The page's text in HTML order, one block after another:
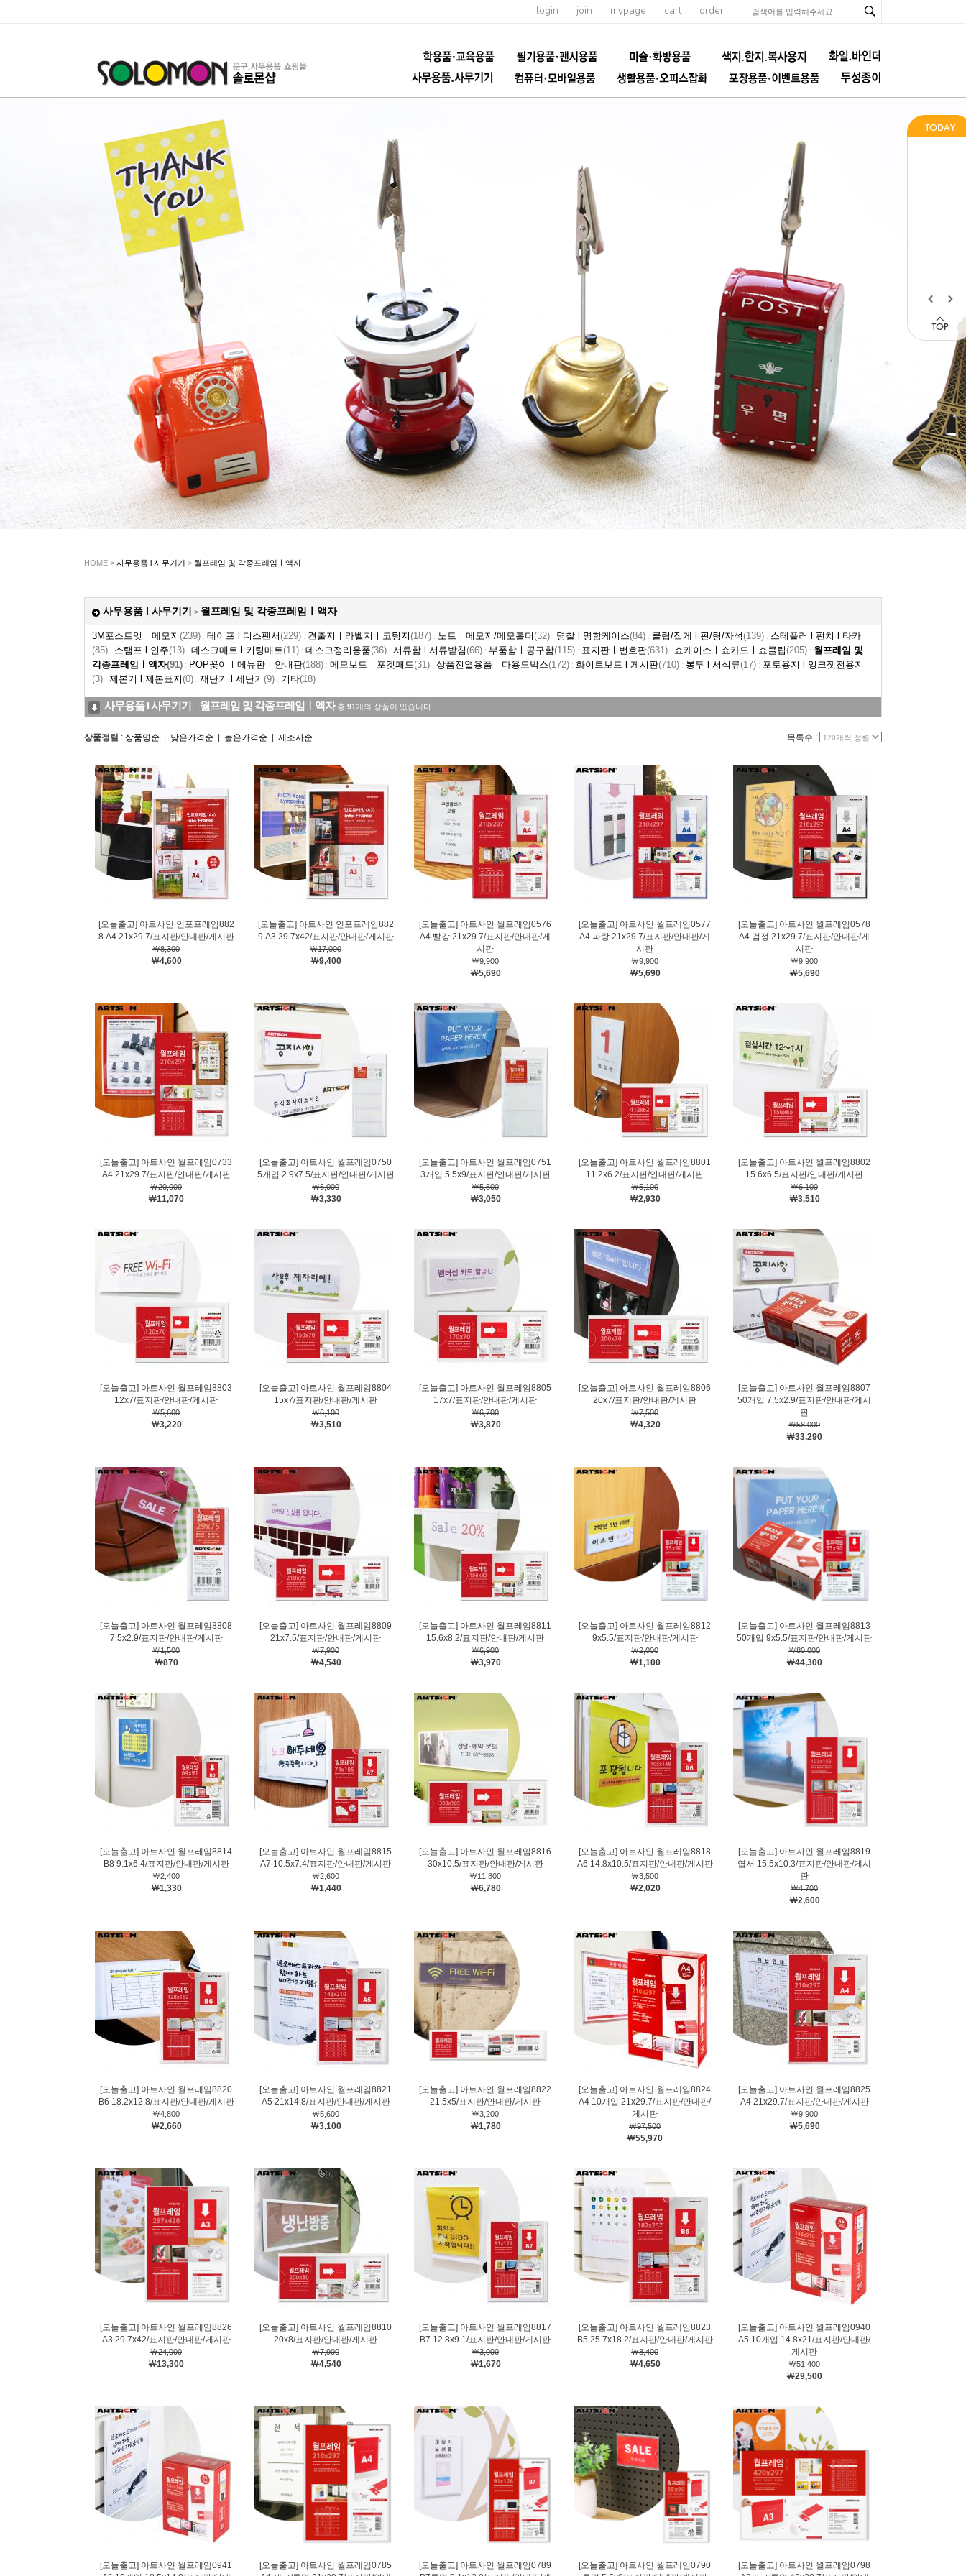
login join mypage cart order
HOME > 사무용품 l 사무기기 > 월프레임 및 각종프레임ㅣ액자
사무용품 l 사무기기 > 월프레임 및 각종프레임ㅣ액자
3M포스트잇ㅣ메모지 (239) : 테이프 l 디스펜서 (229) : 견출지ㅣ라벨지ㅣ코팅지 (187) : 노트ㅣ메모지/메모홀더 (32) : 명찰 l 명함케이스(84) : 클립/집게 l 핀/링/자석 (139) : 스테플러 l 펀치 l 타카
(85) : 스탬프 l 인주(13) : 데스크매트 l 커팅매트(11) : 데스크정리용품(36) : 서류함 l 서류받침 (66) : 부품함ㅣ공구함(115) : 표지판ㅣ번호판(631) : 쇼케이스ㅣ쇼카드ㅣ쇼클립 (205) : 월프레임 및
각종프레임ㅣ액자(91) : POP꽂이ㅣ메뉴판ㅣ안내판(188) : 메모보드ㅣ포켓패드(31) : 상품진열용품ㅣ다용도박스(172) : 화이트보드 l 게시판(710) : 봉투 l 서식류(17) : 포토용지 l 잉크젯전용지
(3) : 제본기 l 제본표지 (0) : 재단기 l 세단기 (9) : 기타(18)
사무용품 l 사무기기 월프레임 및 각종프레임ㅣ액자 총 91 개의 상품이 있습니다.
상품정렬 : 상품명순 낮은가격순 높은가격순 제조사순 목록수 :
[오늘출고] 아트사인 인포프레임882
8 A4 21x29.7/표지판/안내판/게시판
￦8,300
￦4,600
[오늘출고] 아트사인 인포프레임882
9 A3 29.7x42/표지판/안내판/게시판
￦17,000
￦9,400
[오늘출고] 아트사인 월프레임0576
A4 빨강 21x29.7/표지판/안내판/게
시판
￦9,900
￦5,690
[오늘출고] 아트사인 월프레임0577
A4 파랑 21x29.7/표지판/안내판/게
시판
￦9,900
￦5,690
[오늘출고] 아트사인 월프레임0578
A4 검정 21x29.7/표지판/안내판/게
시판
￦9,900
￦5,690
[오늘출고] 아트사인 월프레임0733
A4 21x29.7/표지판/안내판/게시판
￦20,000
￦11,070
[오늘출고] 아트사인 월프레임0750
5개입 2.9x7.5/표지판/안내판/게시판
￦6,000
￦3,330
[오늘출고] 아트사인 월프레임0751
3개입 5.5x9/표지판/안내판/게시판
￦5,500
￦3,050
[오늘출고] 아트사인 월프레임8801
11.2x6.2/표지판/안내판/게시판
￦5,100
￦2,930
[오늘출고] 아트사인 월프레임8802
15.6x6.5/표지판/안내판/게시판
￦6,100
￦3,510
[오늘출고] 아트사인 월프레임8803
12x7/표지판/안내판/게시판
￦5,600
￦3,220
[오늘출고] 아트사인 월프레임8804
15x7/표지판/안내판/게시판
￦6,100
￦3,510
[오늘출고] 아트사인 월프레임8805
17x7/표지판/안내판/게시판
￦6,700
￦3,870
[오늘출고] 아트사인 월프레임8806
20x7/표지판/안내판/게시판
￦7,500
￦4,320
[오늘출고] 아트사인 월프레임8807
50개입 7.5x2.9/표지판/안내판/게시
판
￦58,000
￦33,290
[오늘출고] 아트사인 월프레임8808
7.5x2.9/표지판/안내판/게시판
￦1,500
￦870
[오늘출고] 아트사인 월프레임8809
21x7.5/표지판/안내판/게시판
￦7,900
￦4,540
[오늘출고] 아트사인 월프레임8811
15.6x8.2/표지판/안내판/게시판
￦6,900
￦3,970
[오늘출고] 아트사인 월프레임8812
9x5.5/표지판/안내판/게시판
￦2,000
￦1,100
[오늘출고] 아트사인 월프레임8813
50개입 9x5.5/표지판/안내판/게시판
￦80,000
￦44,300
[오늘출고] 아트사인 월프레임8814
B8 9.1x6.4/표지판/안내판/게시판
￦2,400
￦1,330
[오늘출고] 아트사인 월프레임8815
A7 10.5x7.4/표지판/안내판/게시판
￦2,600
￦1,440
[오늘출고] 아트사인 월프레임8816
30x10.5/표지판/안내판/게시판
￦11,800
￦6,780
[오늘출고] 아트사인 월프레임8818
A6 14.8x10.5/표지판/안내판/게시판
￦3,500
￦2,020
[오늘출고] 아트사인 월프레임8819
엽서 15.5x10.3/표지판/안내판/게시
판
￦4,700
￦2,600
[오늘출고] 아트사인 월프레임8820
B6 18.2x12.8/표지판/안내판/게시판
￦4,800
￦2,660
[오늘출고] 아트사인 월프레임8821
A5 21x14.8/표지판/안내판/게시판
￦5,600
￦3,100
[오늘출고] 아트사인 월프레임8822
21.5x5/표지판/안내판/게시판
￦3,200
￦1,780
[오늘출고] 아트사인 월프레임8824
A4 10개입 21x29.7/표지판/안내판/
게시판
￦97,500
￦55,970
[오늘출고] 아트사인 월프레임8825
A4 21x29.7/표지판/안내판/게시판
￦9,900
￦5,690
[오늘출고] 아트사인 월프레임8826
A3 29.7x42/표지판/안내판/게시판
￦24,000
￦13,300
[오늘출고] 아트사인 월프레임8810
20x8/표지판/안내판/게시판
￦7,900
￦4,540
[오늘출고] 아트사인 월프레임8817
B7 12.8x9.1/표지판/안내판/게시판
￦3,000
￦1,670
[오늘출고] 아트사인 월프레임8823
B5 25.7x18.2/표지판/안내판/게시판
￦8,400
￦4,650
[오늘출고] 아트사인 월프레임0940
A5 10개입 14.8x21/표지판/안내판/
게시판
￦51,400
￦29,500
[오늘출고] 아트사인 월프레임0941
[오늘출고] 아트사인 월프레임0785
[오늘출고] 아트사인 월프레임0789
[오늘출고] 아트사인 월프레임0790
[오늘출고] 아트사인 월프레임0798